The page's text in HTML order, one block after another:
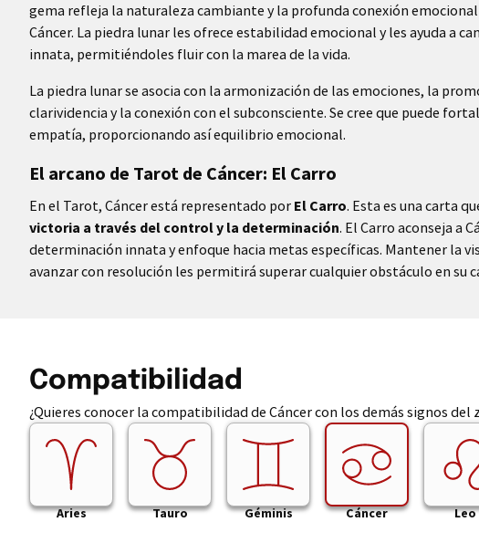
gema refleja la naturaleza cambiante y la profunda conexión
Cáncer. La piedra lunar les ofrece estabilidad emocional y les ayuda a
innata, permitiéndoles fluir con la marea de la vida.
La piedra lunar se asocia con la armonización de las emociones, la
clarividencia y la conexión con el subconsciente. Se cree que puede
empatía, proporcionando así equilibrio emocional.
El arcano de Tarot de Cáncer: El Carro
En el Tarot, Cáncer está representado por El Carro. Esta es una carta
victoria a través del control y la determinación. El Carro aconseja a
determinación innata y enfoque hacia metas específicas. Mantener la
avanzar con resolución les permitirá superar cualquier obstáculo en su
Compatibilidad
¿Quieres conocer la compatibilidad de Cáncer con los demás signos
Aries Tauro Géminis Cáncer Leo